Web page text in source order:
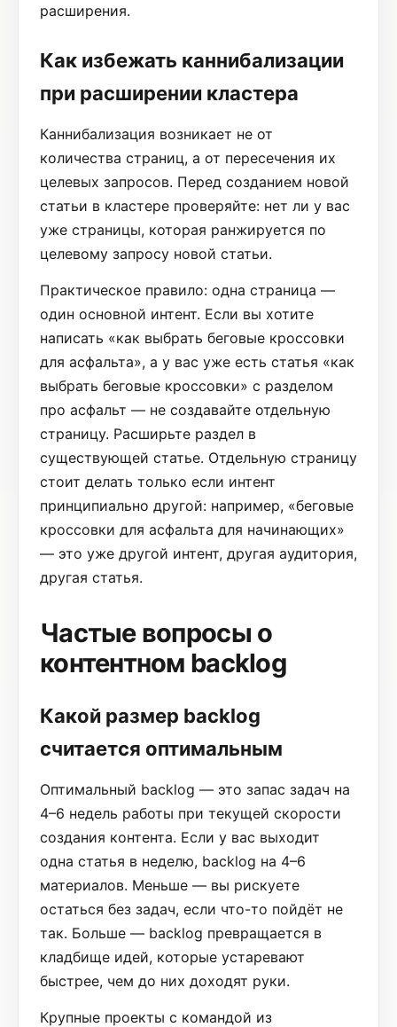
расширения.
Как избежать каннибализации
при расширении кластера
Каннибализация возникает не от
количества страниц, а от пересечения их
целевых запросов. Перед созданием новой
статьи в кластере проверяйте: нет ли у вас
уже страницы, которая ранжируется по
целевому запросу новой статьи.
Практическое правило: одна страница —
один основной интент. Если вы хотите
написать «как выбрать беговые кроссовки
для асфальта», а у вас уже есть статья «как
выбрать беговые кроссовки» с разделом
про асфальт — не создавайте отдельную
страницу. Расширьте раздел в
существующей статье. Отдельную страницу
стоит делать только если интент
принципиально другой: например, «беговые
кроссовки для асфальта для начинающих»
— это уже другой интент, другая аудитория,
другая статья.
Частые вопросы о
контентном backlog
Какой размер backlog
считается оптимальным
Оптимальный backlog — это запас задач на
4–6 недель работы при текущей скорости
создания контента. Если у вас выходит
одна статья в неделю, backlog на 4–6
материалов. Меньше — вы рискуете
остаться без задач, если что-то пойдёт не
так. Больше — backlog превращается в
кладбище идей, которые устаревают
быстрее, чем до них доходят руки.
Крупные проекты с командой из